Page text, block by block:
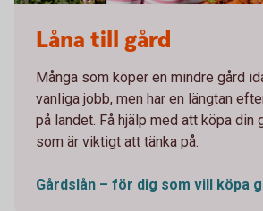
Låna till gård
Många som köper en mindre gård
vanliga jobb, men har en längtan
på landet. Få hjälp med att köpa din
som är viktigt att tänka på.
Gårdslån – för dig som vill köpa